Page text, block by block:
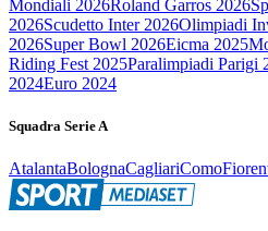
Mondiali 2026Roland Garros 2026
2026Scudetto Inter 2026Olimpiadi
2026Super Bowl 2026Eicma 2025
Riding Fest 2025Paralimpiadi Parigi
2024Euro 2024
Squadra Serie A
AtalantaBolognaCagliariComo